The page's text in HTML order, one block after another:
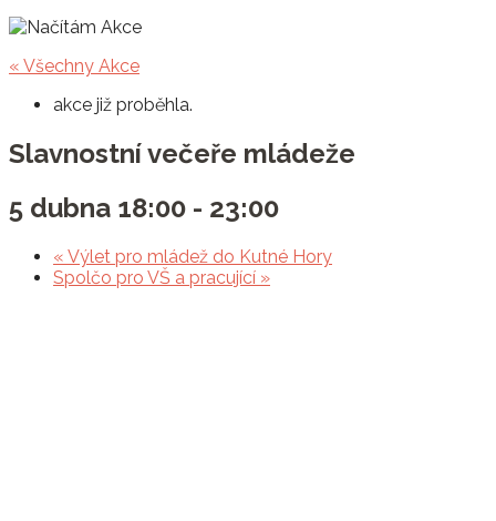
« Všechny Akce
akce již proběhla.
Slavnostní večeře mládeže
5 dubna 18:00 - 23:00
« Výlet pro mládež do Kutné Hory
Spolčo pro VŠ a pracující »